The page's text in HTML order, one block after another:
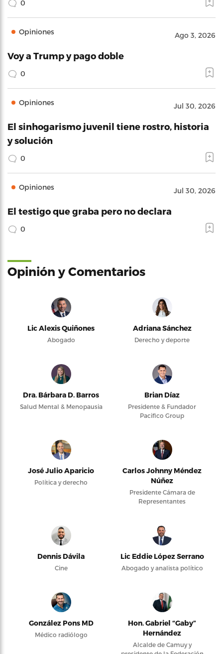
0
Opiniones Ago 3, 2026
Voy a Trump y pago doble
0
Opiniones Jul 30, 2026
El sinhogarismo juvenil tiene rostro, historia
y solución
0
Opiniones Jul 30, 2026
El testigo que graba pero no declara
0
Opinión y Comentarios
Lic Alexis Quiñones
Abogado
Adriana Sánchez
Derecho y deporte
Dra. Bárbara D. Barros
Salud Mental & Menopausia
Brian Díaz
Presidente & Fundador
Pacifico Group
José Julio Aparicio
Política y derecho
Carlos Johnny Méndez
Núñez
Presidente Cámara de
Representantes
Dennis Dávila
Cine
Lic Eddie López Serrano
Abogado y analista político
González Pons MD
Médico radiólogo
Hon. Gabriel “Gaby”
Hernández
Alcalde de Camuy y